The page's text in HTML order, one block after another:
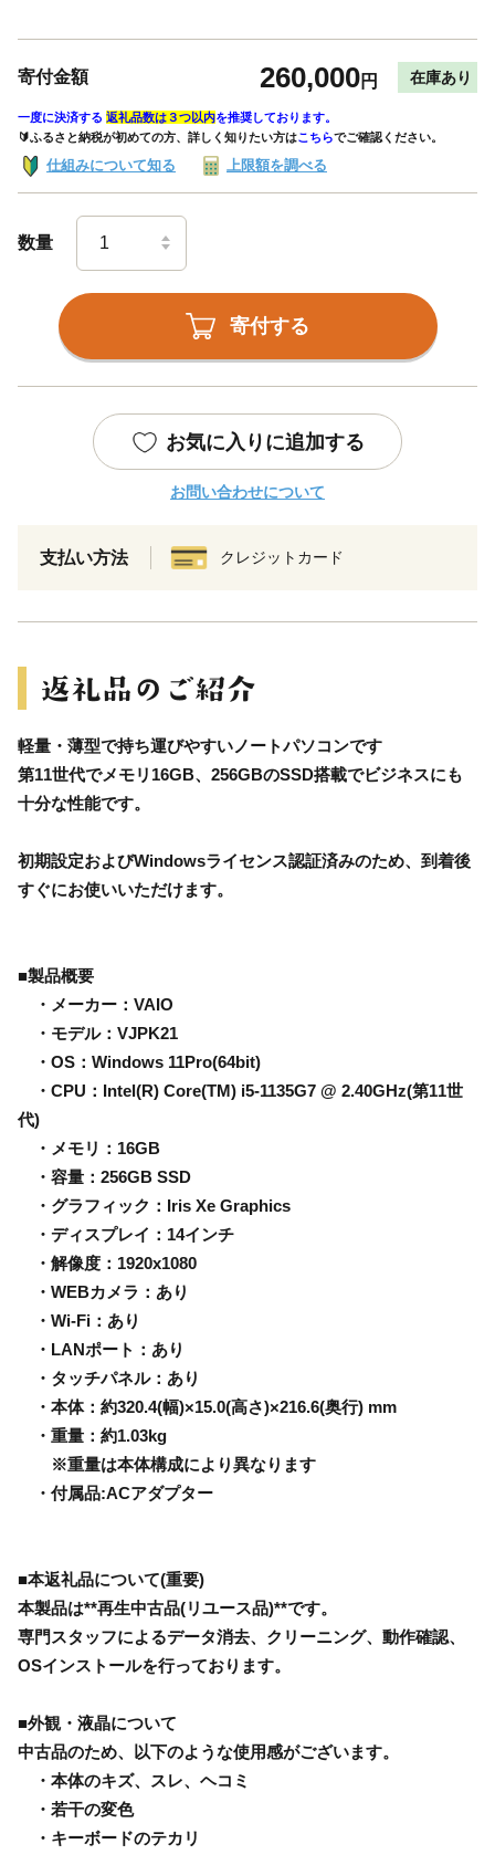
寄付金額 260,000円 在庫あり
一度に決済する 返礼品数は３つ以内を推奨しております。
🔰ふるさと納税が初めての方、詳しく知りたい方はこちらでご確認ください。
仕組みについて知る 上限額を調べる
数量
寄付する
お気に入りに追加する
お問い合わせについて
支払い方法 クレジットカード
軽量・薄型で持ち運びやすいノートパソコンです
第11世代でメモリ16GB、256GBのSSD搭載でビジネスにも
十分な性能です。
初期設定およびWindowsライセンス認証済みのため、到着後
すぐにお使いいただけます。
■製品概要
・メーカー：VAIO
・モデル：VJPK21
・OS：Windows 11Pro(64bit)
・CPU：Intel(R) Core(TM) i5-1135G7 @ 2.40GHz(第11世
代)
・メモリ：16GB
・容量：256GB SSD
・グラフィック：Iris Xe Graphics
・ディスプレイ：14インチ
・解像度：1920x1080
・WEBカメラ：あり
・Wi-Fi：あり
・LANポート：あり
・タッチパネル：あり
・本体：約320.4(幅)×15.0(高さ)×216.6(奥行) mm
・重量：約1.03kg
※重量は本体構成により異なります
・付属品:ACアダプター
■本返礼品について(重要)
本製品は**再生中古品(リユース品)**です。
専門スタッフによるデータ消去、クリーニング、動作確認、
OSインストールを行っております。
■外観・液晶について
中古品のため、以下のような使用感がございます。
・本体のキズ、スレ、ヘコミ
・若干の変色
・キーボードのテカリ